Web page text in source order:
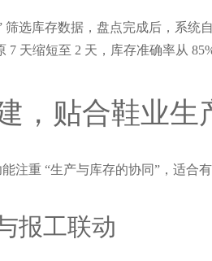
选库存数据，盘点完成后，系
天缩短至 2 天，库存准确率从 85%
，贴合鞋业生
注重 “生产与库存的协同”，适合
报工联动